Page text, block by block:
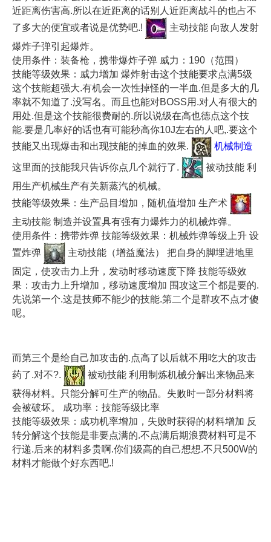
近距离伤害高.所以在近距离的话别人近距离战斗的也占不
了多大的便宜或者说是优势吧.!
主动技能 向敌人发射
爆炸子弹引起爆炸。
使用条件：装备枪，携带爆炸子弹 威力：190（范围）
技能等级效果：威力增加 爆炸射击这个技能要求点满5级
这个技能超强大.有机会一次性掉怪的一半血.但是多大的几
率就不知道了.没写名。而且也能对BOSS用.对人有很大的
用处.但是这个技能很费耐的.所以说级在高也德点这个技
能.要是几率好的话也有可能秒高你10J左右的人吧,.要这个
技能又出现爆击和出现技能的掉血的效果.
机械制造
这里面的技能我只告诉你点几个就行了.
被动技能 利
用生产机械生产有关新蒸汽的机械。
技能等级效果：生产品目增加，随机值增加 生产术
主动技能 制造并设置具有强有力爆炸力的机械炸弹。
使用条件：携带炸弹 技能等级效果：机械炸弹等级上升 设
置炸弹
主动技能（增益魔法） 把自身的脚埋进地里
固定，使攻击力上升，发动时移动速度下降 技能等级效
果：攻击力上升增加，移动速度增加 围攻这三个都是要的.
先说第一个.这是技师不能少的技能.第二个是群攻不点才傻
呢。
而第三个是给自己加攻击的.点高了以后就不用吃大的攻击
药了.对不?.
被动技能 利用制炼机械分解出来物品来
获得材料。只能分解可生产的物品。失败时一部分材料将
会被破坏。 成功率：技能等级比率
技能等级效果：成功机率增加，失败时获得的材料增加 反
转分解这个技能是非要点满的.不点满后期浪费材料可是不
行递.后来的材料多贵啊.你们级高的自己想想.不只500W的
材料才能做个好东西吧.!